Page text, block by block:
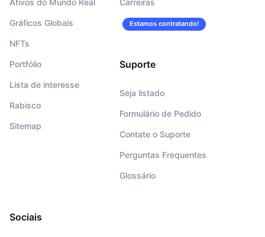
Ativos do Mundo Real
Gráficos Globais
NFTs
Portfólio
Lista de interesse
Rabisco
Sitemap
Carreiras
Estamos contratando!
Suporte
Seja listado
Formulário de Pedido
Contate o Suporte
Perguntas Frequentes
Glossário
Sociais